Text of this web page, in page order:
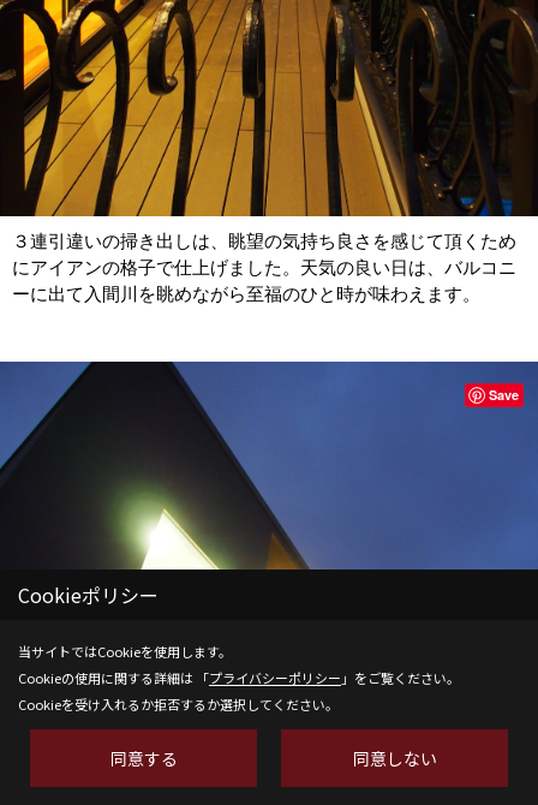
３連引違いの掃き出しは、眺望の気持ち良さを感じて頂くため
にアイアンの格子で仕上げました。天気の良い日は、バルコニ
ーに出て入間川を眺めながら至福のひと時が味わえます。
Save
Cookieポリシー
当サイトではCookieを使用します。
Cookieの使用に関する詳細は 「プライバシーポリシー 」をご覧ください。
Cookieを受け入れるか拒否するか選択してください。
同意する 同意しない